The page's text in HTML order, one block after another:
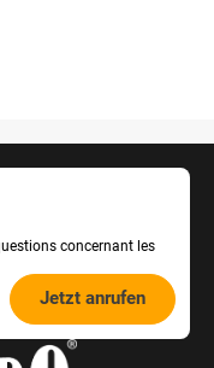
concernant les
Jetzt anrufen